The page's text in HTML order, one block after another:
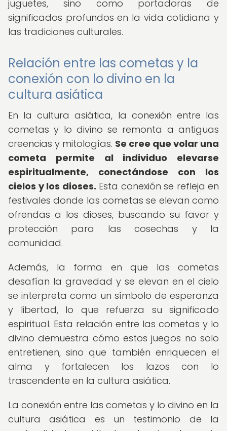
juguetes, sino como portadoras de
significados profundos en la vida cotidiana y
las tradiciones culturales.
Relación entre las cometas y la
conexión con lo divino en la
cultura asiática
En la cultura asiática, la conexión entre las
cometas y lo divino se remonta a antiguas
creencias y mitologías. Se cree que volar una
cometa permite al individuo elevarse
espiritualmente, conectándose con los
cielos y los dioses. Esta conexión se refleja en
festivales donde las cometas se elevan como
ofrendas a los dioses, buscando su favor y
protección para las cosechas y la
comunidad.
Además, la forma en que las cometas
desafían la gravedad y se elevan en el cielo
se interpreta como un símbolo de esperanza
y libertad, lo que refuerza su significado
espiritual. Esta relación entre las cometas y lo
divino demuestra cómo estos juegos no solo
entretienen, sino que también enriquecen el
alma y fortalecen los lazos con lo
trascendente en la cultura asiática.
La conexión entre las cometas y lo divino en la
cultura asiática es un testimonio de la